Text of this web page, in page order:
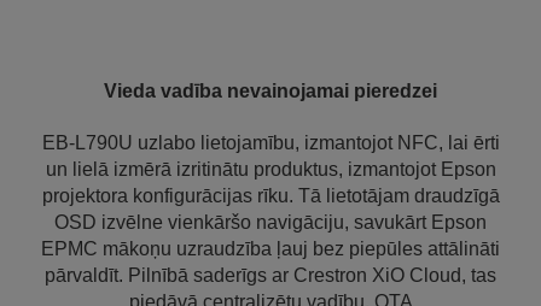
Vieda vadība nevainojamai pieredzei
EB-L790U uzlabo lietojamību, izmantojot NFC, lai ērti
un lielā izmērā izritinātu produktus, izmantojot Epson
projektora konfigurācijas rīku. Tā lietotājam draudzīgā
OSD izvēlne vienkāršo navigāciju, savukārt Epson
EPMC mākoņu uzraudzība ļauj bez piepūles attālināti
pārvaldīt. Pilnībā saderīgs ar Crestron XiO Cloud, tas
piedāvā centralizētu vadību. OTA